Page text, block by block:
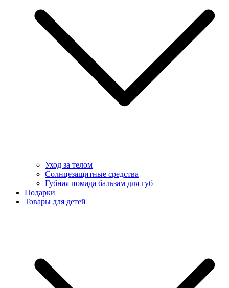
Уход за телом
Солнцезащитные средства
Губная помада бальзам для губ
Подарки
Товары для детей